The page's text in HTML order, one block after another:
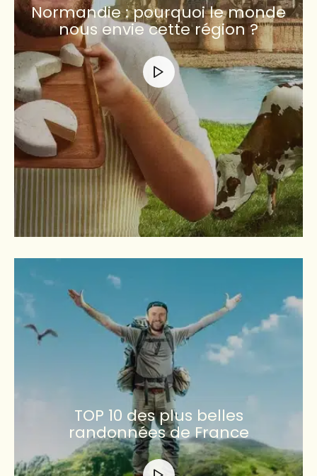
Normandie : pourquoi le monde
nous envie cette région ?
TOP 10 des plus belles
randonnées de France